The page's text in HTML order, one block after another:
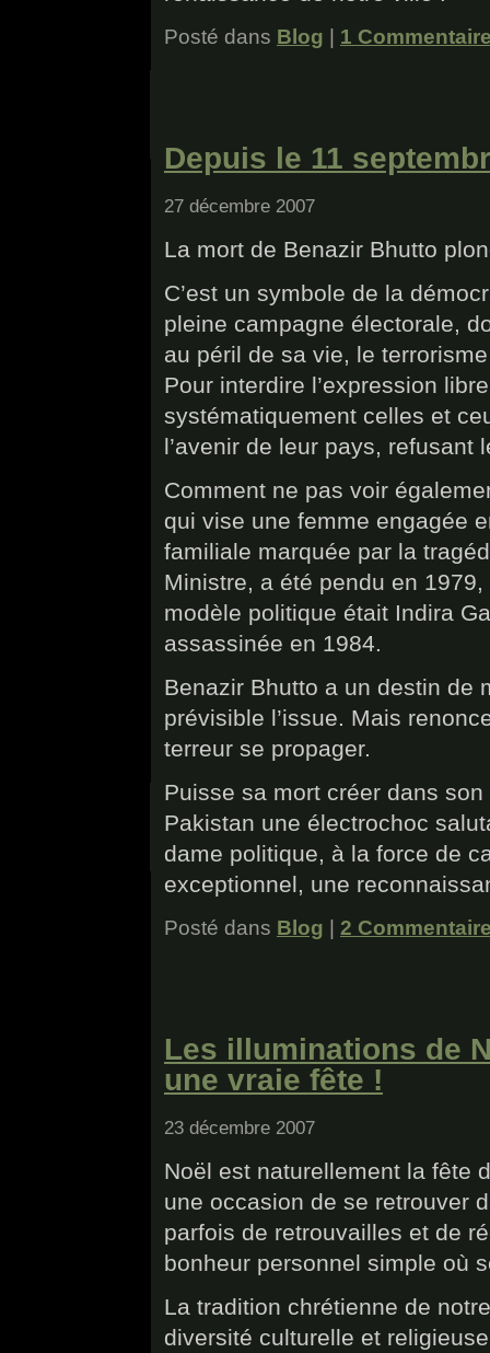
Posté dans Blog | 1
Depuis le 11
27 décembre 2007
La mort de Benazir Bhutto
C’est un symbole de la
pleine campagne électorale,
au péril de sa vie, le
Pour interdire l’expression
systématiquement celles et
l’avenir de leur pays, refusant
Comment ne pas voir
qui vise une femme engagée
familiale marquée par la
Ministre, a été pendu en
modèle politique était Indira
assassinée en 1984.
Benazir Bhutto a un destin de
prévisible l’issue. Mais
terreur se propager.
Puisse sa mort créer dans
Pakistan une électrochoc
dame politique, à la force de
exceptionnel, une
Posté dans Blog | 2
Les illuminations de
une vraie fête !
23 décembre 2007
Noël est naturellement la fête
une occasion de se retrouver
parfois de retrouvailles et de
bonheur personnel simple où
La tradition chrétienne de
diversité culturelle et